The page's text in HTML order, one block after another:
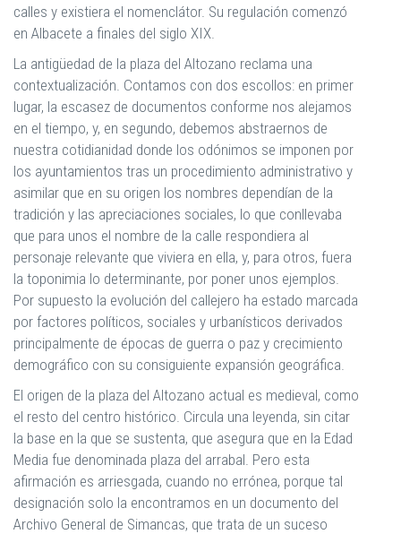
calles y existiera el nomenclátor. Su regulación comenzó
en Albacete a finales del siglo XIX.
La antigüedad de la plaza del Altozano reclama una
contextualización. Contamos con dos escollos: en primer
lugar, la escasez de documentos conforme nos alejamos
en el tiempo, y, en segundo, debemos abstraernos de
nuestra cotidianidad donde los odónimos se imponen por
los ayuntamientos tras un procedimiento administrativo y
asimilar que en su origen los nombres dependían de la
tradición y las apreciaciones sociales, lo que conllevaba
que para unos el nombre de la calle respondiera al
personaje relevante que viviera en ella, y, para otros, fuera
la toponimia lo determinante, por poner unos ejemplos.
Por supuesto la evolución del callejero ha estado marcada
por factores políticos, sociales y urbanísticos derivados
principalmente de épocas de guerra o paz y crecimiento
demográfico con su consiguiente expansión geográfica.
El origen de la plaza del Altozano actual es medieval, como
el resto del centro histórico. Circula una leyenda, sin citar
la base en la que se sustenta, que asegura que en la Edad
Media fue denominada plaza del arrabal. Pero esta
afirmación es arriesgada, cuando no errónea, porque tal
designación solo la encontramos en un documento del
Archivo General de Simancas, que trata de un suceso